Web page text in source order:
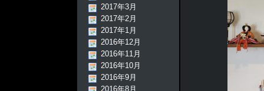
2017年3月
2017年2月
2017年1月
2016年12月
2016年11月
2016年10月
2016年9月
2016年8月